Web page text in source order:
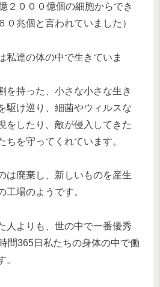
２０００億個の細胞からでき
０兆個と言われていました）
私達の体の中で生きていま
を持った、小さな小さな生き
駆け巡り、細菌やウィルスな
をしたり、敵が侵入してきた
ちを守ってくれています。
は廃棄し、新しいものを産生
工場のようです。
人よりも、世の中で一番優秀
間365日私たちの身体の中で働
。